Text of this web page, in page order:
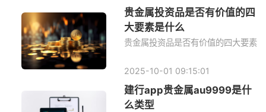
贵金属投资品是否有价值的四
大要素是什么
贵金属投资品是否有价值的四大要素
2025-10-01 09:15:01
建行app贵金属au9999是什
么类型